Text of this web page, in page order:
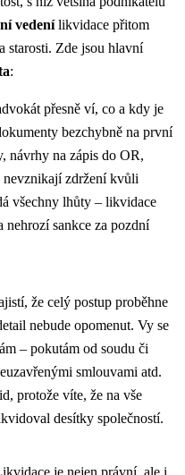
vedenílikvidace přitom
starosti. Zde jsou hlavní
:
přesně ví, co a kdy je
bezchybně na první
návrhy na zápis do OR,
nevznikají zdržení kvůli
všechny lhůty – likvidace
sankce za pozdní
že celý postup proběhne
nebude opomenut. Vy se
– pokutám od soudu či
smlouvami atd.
protože víte, že na vše
desítky společností.
je nejen právní, ale i